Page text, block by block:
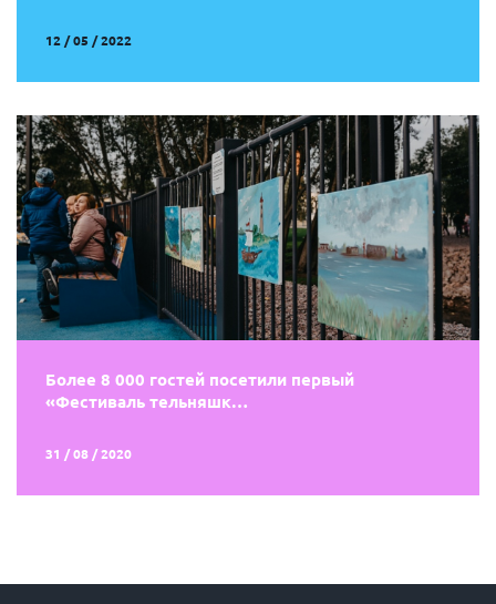
12 / 05 / 2022
Более 8 000 гостей посетили первый
«Фестиваль тельняшк…
31 / 08 / 2020